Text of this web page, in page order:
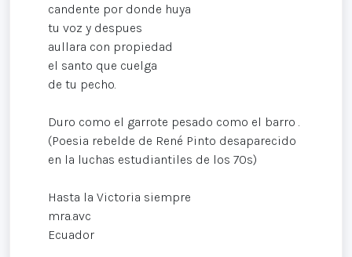
candente por donde huya
tu voz y despues
aullara con propiedad
el santo que cuelga
de tu pecho.
Duro como el garrote pesado como el barro .
(Poesia rebelde de René Pinto desaparecido
en la luchas estudiantiles de los 70s)
Hasta la Victoria siempre
mra.avc
Ecuador